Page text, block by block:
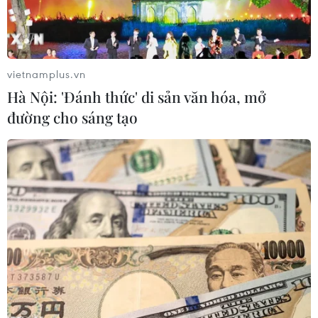
Nghệ nhân hoàn thành chiếc bánh panettone khổng lồ. (Nguồn:
AFP)
Với những người dân ở Italy, Giáng sinh sẽ
chẳng còn ý nghĩa nếu như không có bánh
panettone - một loại bánh mỳ truyền thống
trong dịp lễ cuối năm ở "Đất nước hình chiếc
vietnamplus.vn
Hà Nội: 'Đánh thức' di sản văn hóa, mở
đường cho sáng tạo